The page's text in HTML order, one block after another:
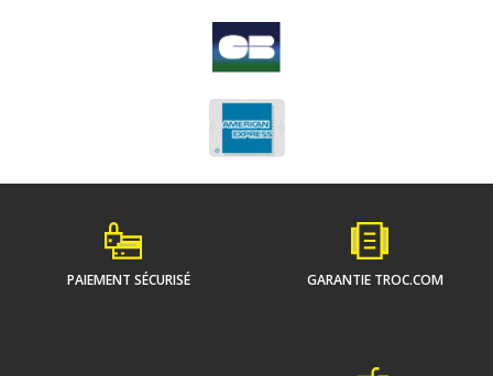
PAIEMENT SÉCURISÉ GARANTIE TROC.COM